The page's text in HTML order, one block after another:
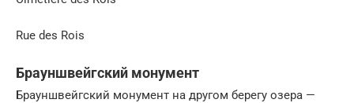
Rue des Rois
Брауншвейгский монумент
Брауншвейгский монумент на другом берегу озера —